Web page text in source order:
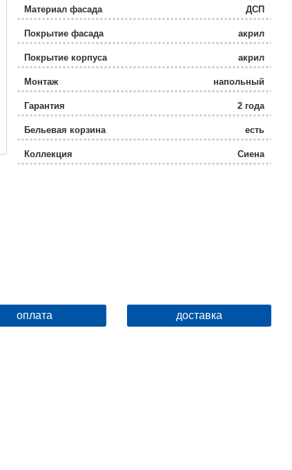
Материал фасада ДСП
Покрытие фасада акрил
Покрытие корпуса акрил
Монтаж напольный
Гарантия 2 года
Бельевая корзина есть
Коллекция Сиена
оплата доставка